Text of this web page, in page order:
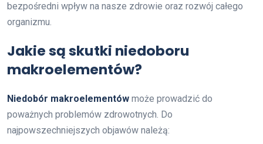
bezpośredni wpływ na nasze zdrowie oraz rozwój całego
organizmu.
Jakie są skutki niedoboru
makroelementów?
Niedobór makroelementów może prowadzić do
poważnych problemów zdrowotnych. Do
najpowszechniejszych objawów należą: